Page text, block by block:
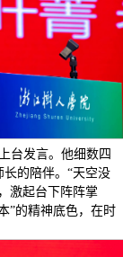
台发言。他细数四
的陪伴。“天空没
激起台下阵阵掌
”的精神底色，在时